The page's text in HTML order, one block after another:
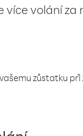
více volání
zůstatku